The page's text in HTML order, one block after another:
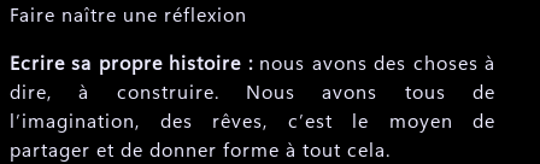
Faire naître une réflexion
Ecrire sa propre histoire :nous avons des choses à
dire, à construire. Nous avons tous de
l’imagination, des rêves, c’est le moyen de
partager et de donner forme à tout cela.